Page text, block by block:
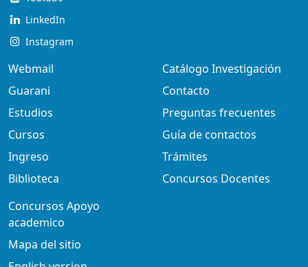
LinkedIn
Instagram
Webmail
Guarani
Estudios
Cursos
Ingreso
Biblioteca
Catálogo Investigación
Contacto
Preguntas frecuentes
Guía de contactos
Trámites
Concursos Docentes
Concursos Apoyo
academico
Mapa del sitio